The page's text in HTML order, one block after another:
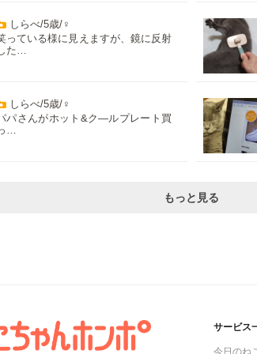
しらべ/5歳/♀
っている様に見えますが、鏡に反射
た…
しらべ/5歳/♀
パさんがホット&ク―ルプレート買
…
もっと見る
サービス
今日のね